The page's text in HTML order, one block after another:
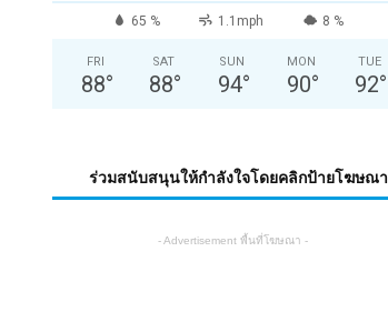
65 % 1.1mph 8 %
FRI
88°
SAT
88°
SUN
94°
MON
90°
TUE
92°
ร่วมสนับสนุนให้กำลังใจโดยคลิกป้ายโฆษณา
- Advertisement พื้นที่โฆษณา -